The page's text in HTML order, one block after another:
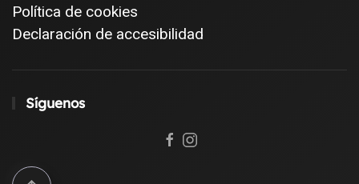
Política de cookies
Declaración de accesibilidad
Síguenos